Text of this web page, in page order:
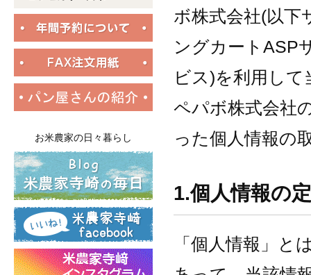
ボ株式会社(以下
ングカート
ビス)を利用し
ペパボ株式会社
った個人情報の
1.個人情報の
「個人情報」と
お米農家の日々暮らし